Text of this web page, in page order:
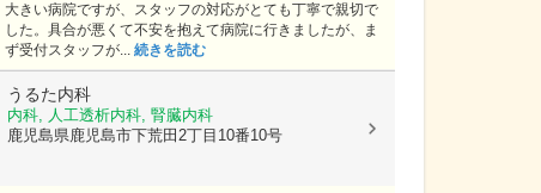
大きい病院ですが、スタッフの対応がとても丁寧で親切で
した。具合が悪くて不安を抱えて病院に行きましたが、ま
ず受付スタッフが... 続きを読む
うるた内科
内科, 人工透析内科, 腎臓内科
鹿児島県鹿児島市下荒田2丁目10番10号